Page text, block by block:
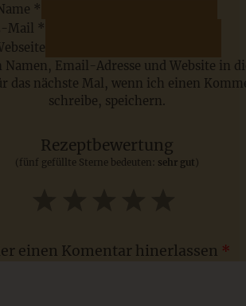
im Juli - meine 7 sommerlichen
*
Mail *
Namen, Email-Adresse und Website in
das nächste Mal, wenn ich einen
schreibe, speichern.
Rezeptbewertung
(fünf gefüllte Sterne bedeuten: sehr gut )
einen Komentar hinerlassen *